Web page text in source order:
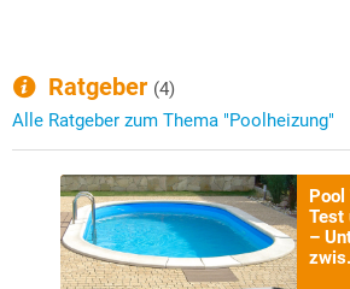
Ratgeber (4)
Alle Ratgeber zum Thema "Poolheizung"
Pool
Test
–